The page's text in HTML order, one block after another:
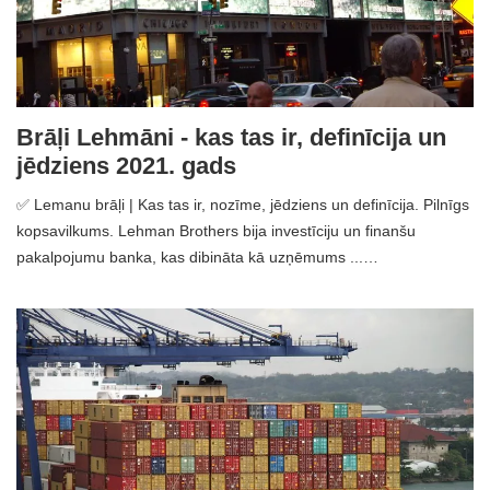
Brāļi Lehmāni - kas tas ir, definīcija un
jēdziens 2021. gads
✅ Lemanu brāļi | Kas tas ir, nozīme, jēdziens un definīcija. Pilnīgs
kopsavilkums. Lehman Brothers bija investīciju un finanšu
pakalpojumu banka, kas dibināta kā uzņēmums ...…